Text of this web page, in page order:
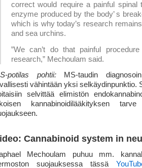
correct would require a painful spinal
enzyme produced by the body’ s
which is why today’s research
and sea urchins.
”We can’t do that painful
research,” Mechoulam said.
potilas pohtii:MS-taudin
vähintään yksi selkäydinpunktio.
selvittää elimistön
kannabinoidilääkityksen
Cannabinoid system in
Mechoulam puhuu mm.
suojauksessa tässä